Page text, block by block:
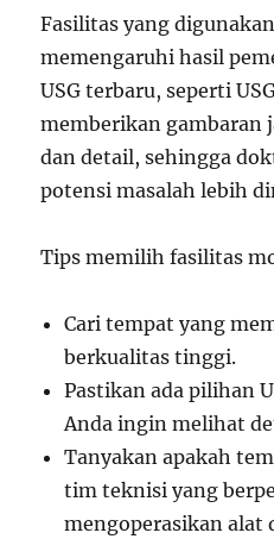
Fasilitas yang
memengaruhi hasil
USG terbaru, seperti
memberikan gambaran
dan detail, sehingga
potensi masalah lebih
Tips memilih fasilitas
Cari tempat yang
berkualitas tinggi.
Pastikan ada pilihan
Anda ingin melihat
Tanyakan apakah
tim teknisi yang
mengoperasikan alat